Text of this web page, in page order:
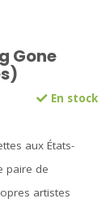
Gone
En stock
aux États-
paire de
artistes